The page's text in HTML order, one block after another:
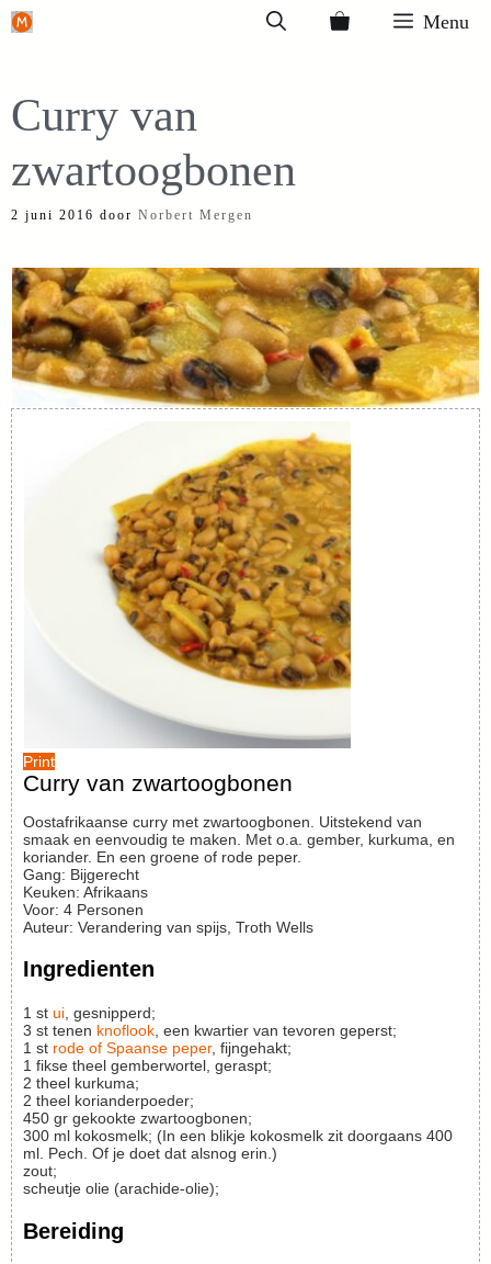
Ga
inhoud
Menu
Curry van
zwartoogbonen
2 juni 2016 door Norbert Mergen
Print
Curry van zwartoogbonen
Oostafrikaanse curry met zwartoogbonen. Uitstekend van
smaak en eenvoudig te maken. Met o.a. gember, kurkuma, en
koriander. En een groene of rode peper.
Gang: Bijgerecht
Keuken: Afrikaans
Voor: 4 Personen
Auteur: Verandering van spijs, Troth Wells
Ingredienten
1 st ui , gesnipperd;
3 st tenen knoflook , een kwartier van tevoren geperst;
1 st rode of Spaanse peper, fijngehakt;
1 fikse theel gemberwortel, geraspt;
2 theel kurkuma;
2 theel korianderpoeder;
450 gr gekookte zwartoogbonen;
300 ml kokosmelk; (In een blikje kokosmelk zit doorgaans 400
ml. Pech. Of je doet dat alsnog erin.)
zout;
scheutje olie (arachide-olie);
Bereiding